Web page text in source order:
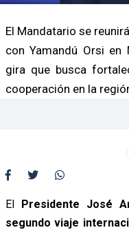
El Mandatario se
con Yamandú Orsi en
gira que busca
cooperación en la
ElPresidente José
segundo viaje